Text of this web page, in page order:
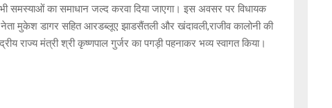
समस्याओं का समाधान जल्द करवा दिया जाएगा। इस अवसर पर विधायक
नेता मुकेश डागर सहित आरडब्लूए झाडसैंतली और खंदावली,राजीव कालोनी की
राज्य मंत्री श्री कृष्णपाल गुर्जर का पगड़ी पहनाकर भव्य स्वागत किया।